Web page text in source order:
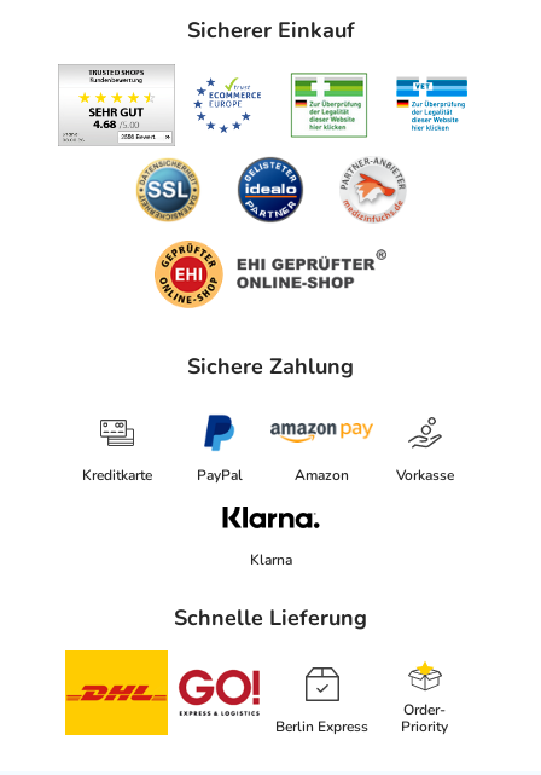
Sicherer Einkauf
Sichere Zahlung
Kreditkarte PayPal Amazon Vorkasse
Klarna
Schnelle Lieferung
Berlin Express
Order-
Priority